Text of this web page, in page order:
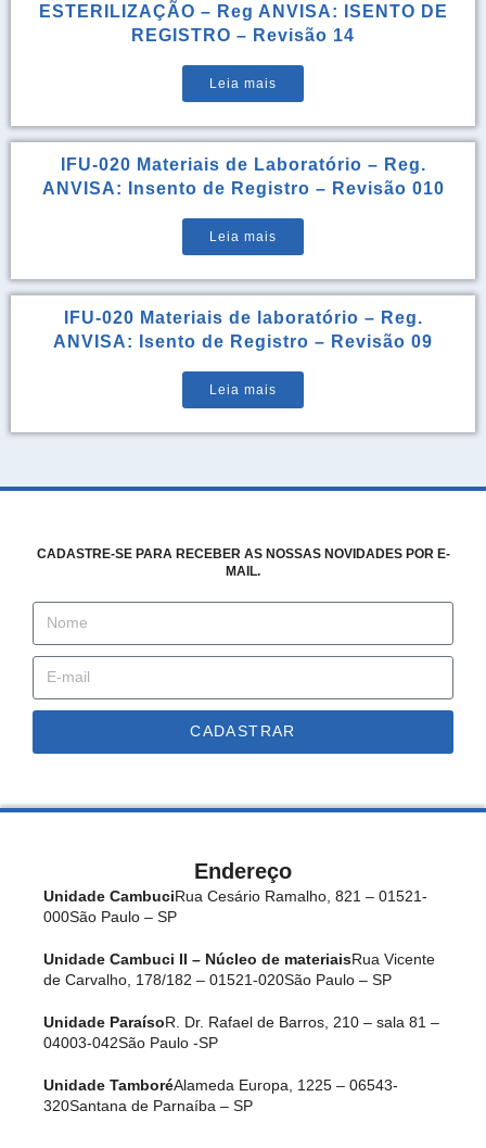
ESTERILIZAÇÃO – Reg ANVISA: ISENTO DE
REGISTRO – Revisão 14
Leia mais
IFU-020 Materiais de Laboratório – Reg.
ANVISA: Insento de Registro – Revisão 010
Leia mais
IFU-020 Materiais de laboratório – Reg.
ANVISA: Isento de Registro – Revisão 09
Leia mais
CADASTRE-SE PARA RECEBER AS NOSSAS NOVIDADES POR E-
MAIL.
CADASTRAR
Endereço
Unidade CambuciRua Cesário Ramalho, 821 – 01521-
000São Paulo – SP
Unidade Cambuci II – Núcleo de materiaisRua Vicente
de Carvalho, 178/182 – 01521-020São Paulo – SP
Unidade ParaísoR. Dr. Rafael de Barros, 210 – sala 81 –
04003-042São Paulo -SP
Unidade TamboréAlameda Europa, 1225 – 06543-
320Santana de Parnaíba – SP